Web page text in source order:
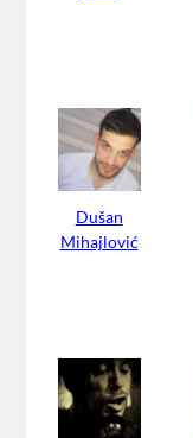
Dušan
Mihajlović